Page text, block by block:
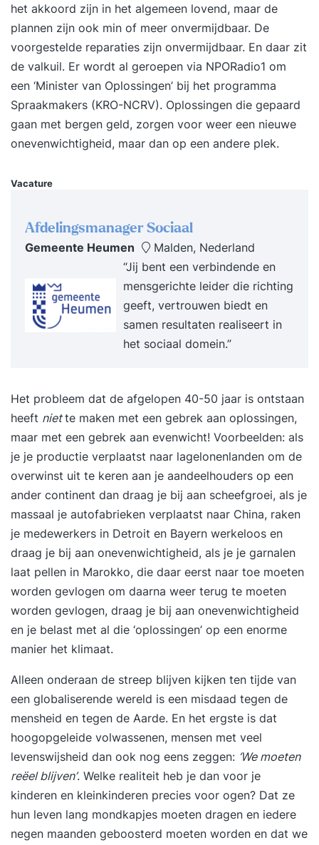
het akkoord zijn in het algemeen lovend, maar de
plannen zijn ook min of meer onvermijdbaar. De
voorgestelde reparaties zijn onvermijdbaar. En daar zit
de valkuil. Er wordt al geroepen via NPORadio1 om
een ‘Minister van Oplossingen’ bij het programma
Spraakmakers (KRO-NCRV). Oplossingen die gepaard
gaan met bergen geld, zorgen voor weer een nieuwe
onevenwichtigheid, maar dan op een andere plek.
Vacature
Afdelingsmanager Sociaal
Gemeente Heumen
Malden, Nederland
“Jij bent een verbindende en
mensgerichte leider die richting
geeft, vertrouwen biedt en
samen resultaten realiseert in
het sociaal domein.”
Het probleem dat de afgelopen 40-50 jaar is ontstaan
heeft niette maken met een gebrek aan oplossingen,
maar met een gebrek aan evenwicht! Voorbeelden: als
je je productie verplaatst naar lagelonenlanden om de
overwinst uit te keren aan je aandeelhouders op een
ander continent dan draag je bij aan scheefgroei, als je
massaal je autofabrieken verplaatst naar China, raken
je medewerkers in Detroit en Bayern werkeloos en
draag je bij aan onevenwichtigheid, als je je garnalen
laat pellen in Marokko, die daar eerst naar toe moeten
worden gevlogen om daarna weer terug te moeten
worden gevlogen, draag je bij aan onevenwichtigheid
en je belast met al die ‘oplossingen’ op een enorme
manier het klimaat.
Alleen onderaan de streep blijven kijken ten tijde van
een globaliserende wereld is een misdaad tegen de
mensheid en tegen de Aarde. En het ergste is dat
hoogopgeleide volwassenen, mensen met veel
levenswijsheid dan ook nog eens zeggen: ‘We moeten
reëel blijven’. Welke realiteit heb je dan voor je
kinderen en kleinkinderen precies voor ogen? Dat ze
hun leven lang mondkapjes moeten dragen en iedere
negen maanden geboosterd moeten worden en dat we